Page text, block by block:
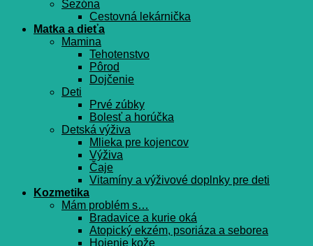
Sezóna
Cestovná lekárnička
Matka a dieťa
Mamina
Tehotenstvo
Pôrod
Dojčenie
Deti
Prvé zúbky
Bolesť a horúčka
Detská výživa
Mlieka pre kojencov
Výživa
Čaje
Vitamíny a výživové doplnky pre deti
Kozmetika
Mám problém s…
Bradavice a kurie oká
Atopický ekzém, psoriáza a seborea
Hojenie kože